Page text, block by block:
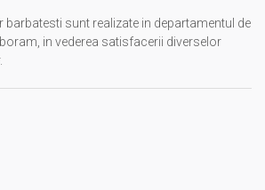
sunt realizate in departamentul de
in vederea satisfacerii diverselor